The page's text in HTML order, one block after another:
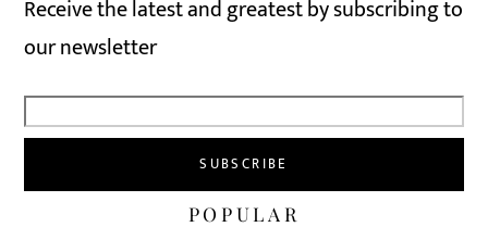
Receive the latest and greatest by subscribing to
our newsletter
POPULAR